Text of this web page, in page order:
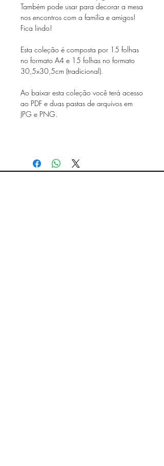
Também pode usar para decorar a mesa
nos encontros com a família e amigos!
Fica lindo!
Esta coleção é composta por 15 folhas
no formato A4 e 15 folhas no formato
30,5x30,5cm (tradicional).
Ao baixar esta coleção você terá acesso
ao PDF e duas pastas de arquivos em
JPG e PNG.